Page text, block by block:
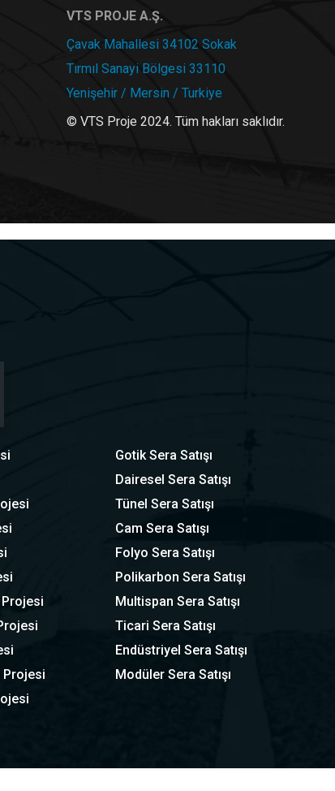
VTS PROJE A.Ş.
Çavak Mahallesi 34102 Sokak
Tırmıl Sanayi Bölgesi 33110
Yenişehir / Mersin / Turkiye
© VTS Proje 2024. Tüm hakları saklıdır.
Projesi
Gotik Sera Satışı
Dairesel Sera Satışı
Tünel Sera Satışı
Cam Sera Satışı
Folyo Sera Satışı
Polikarbon Sera Satışı
Multispan Sera Satışı
Ticari Sera Satışı
Endüstriyel Sera Satışı
Modüler Sera Satışı